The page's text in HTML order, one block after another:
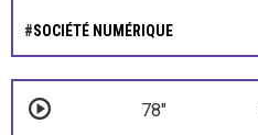
#SOCIÉTÉ NUMÉRIQUE
78"